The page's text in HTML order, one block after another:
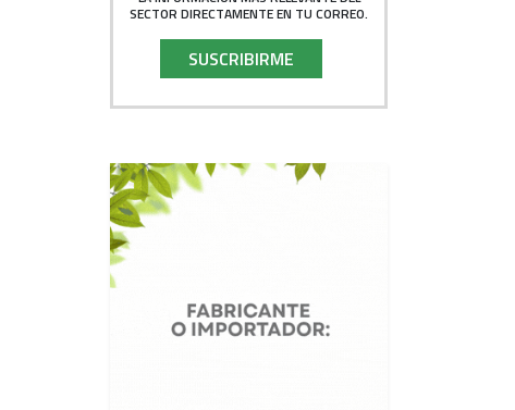
SECTOR DIRECTAMENTE EN TU CORREO.
SUSCRIBIRME